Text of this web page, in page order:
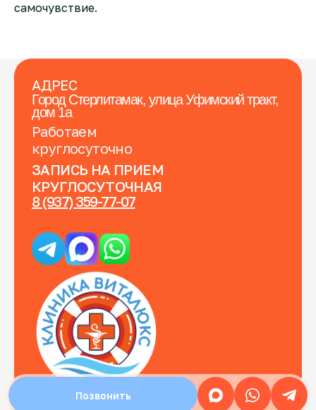
самочувствие.
Позвонить
АДРЕС
Город Стерлитамак, улица Уфимский тракт,
дом 1а
Работаем
круглосуточно
ЗАПИСЬ НА ПРИЕМ
КРУГЛОСУТОЧНАЯ
8 (937) 359-77-07
Политика конфидициальности